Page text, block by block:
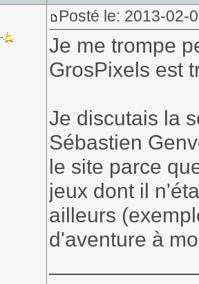
Posté le: 2013-02-
Je me trompe
GrosPixels est
Je discutais la
Sébastien
le site parce
jeux dont il
ailleurs
d'aventure à